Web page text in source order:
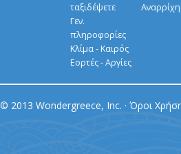
ταξιδέψετε
Γεν.
πληροφορίες
Κλίμα - Καιρός
Εορτές - Αργίες
© 2013 Wondergreece, Inc. · Όροι